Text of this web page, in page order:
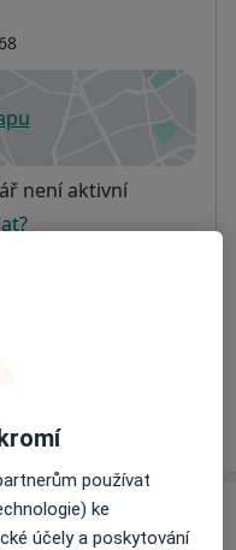
v nové záložce
není aktivní
na pojišťovnu
používat
ke
účely a poskytování